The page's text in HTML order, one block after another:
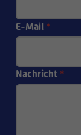
E-Mail *
Nachricht *